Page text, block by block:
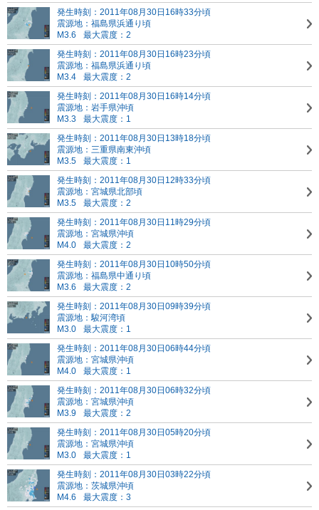
発生時刻：2011年08月30日16時33分頃
震源地：福島県浜通り頃
M3.6
最大震度：2
発生時刻：2011年08月30日16時23分頃
震源地：福島県浜通り頃
M3.4
最大震度：2
発生時刻：2011年08月30日16時14分頃
震源地：岩手県沖頃
M3.3
最大震度：1
発生時刻：2011年08月30日13時18分頃
震源地：三重県南東沖頃
M3.5
最大震度：1
発生時刻：2011年08月30日12時33分頃
震源地：宮城県北部頃
M3.5
最大震度：2
発生時刻：2011年08月30日11時29分頃
震源地：宮城県沖頃
M4.0
最大震度：2
発生時刻：2011年08月30日10時50分頃
震源地：福島県中通り頃
M3.6
最大震度：2
発生時刻：2011年08月30日09時39分頃
震源地：駿河湾頃
M3.0
最大震度：1
発生時刻：2011年08月30日06時44分頃
震源地：宮城県沖頃
M4.0
最大震度：1
発生時刻：2011年08月30日06時32分頃
震源地：宮城県沖頃
M3.9
最大震度：2
発生時刻：2011年08月30日05時20分頃
震源地：宮城県沖頃
M3.0
最大震度：1
発生時刻：2011年08月30日03時22分頃
震源地：茨城県沖頃
M4.6
最大震度：3